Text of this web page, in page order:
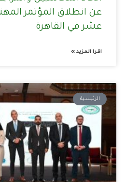
عن انطلاق المؤتمر
عشر في القاهرة
اقرا المزيد »
الرئيسية